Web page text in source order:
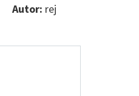
Autor: rej